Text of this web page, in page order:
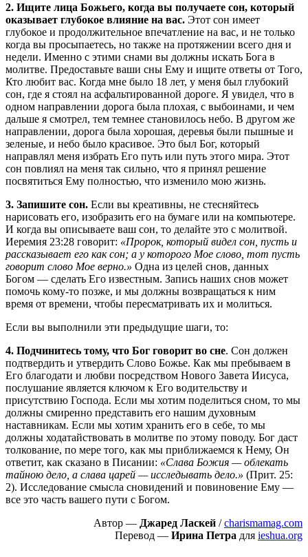
2. Ищите лица Божьего, когда вы получаете сон, который
оказывает глубокое влияние на вас. Этот сон имеет
глубокое и продолжительное впечатление на вас, и не только
когда вы просыпаетесь, но также на протяжении всего дня и
недели. Именно с этими снами вы должны искать Бога в
молитве. Предоставьте ваши сны Ему и ищите ответы от Того,
Кто любит вас. Когда мне было 18 лет, у меня был глубокий
сон, где я стоял на асфальтированной дороге. Я увидел, что в
одном направлении дорога была плохая, с выбоинами, и чем
дальше я смотрел, тем темнее становилось небо. В другом же
направлении, дорога была хорошая, деревья были пышные и
зеленые, и небо было красивое. Это был Бог, который
направлял меня избрать Его путь или путь этого мира. Этот
сон повлиял на меня так сильно, что я принял решение
посвятиться Ему полностью, что изменило мою жизнь.
3. Запишите сон. Если вы креативны, не стесняйтесь
нарисовать его, изобразить его на бумаге или на компьютере.
И когда вы описываете ваш сон, то делайте это с молитвой.
Иеремия 23:28 говорит: «Пророк, который видел сон, пусть и
рассказывает его как сон; а у которого Мое слово, тот пусть
говорит слово Мое верно.» Одна из целей снов, данных
Богом — сделать Его известным. Запись наших снов может
помочь кому-то позже, и мы должны возвращаться к ним
время от времени, чтобы пересматривать их и молиться.
Если вы выполнили эти предыдущие шаги, то:
4. Подчинитесь тому, что Бог говорит во сне. Сон должен
подтвердить и утвердить Слово Божье. Как мы пребываем в
Его благодати и любви посредством Нового Завета Иисуса,
послушание является ключом к Его водительству и
присутствию Господа. Если мы хотим поделиться сном, то мы
должны смиренно представить его нашим духовным
наставникам. Если мы хотим хранить его в себе, то мы
должны ходатайствовать в молитве по этому поводу. Бог даст
толкование, по мере того, как мы приближаемся к Нему, Он
ответит, как сказано в Писании: «Слава Божия — облекать
тайною дело, а слава царей — исследывать дело.» (Прит. 25:
2). Исследование смысла сновидений и повиновение Ему —
все это часть вашего пути с Богом.
Автор — Джаред Ласкей /charismamag.com
Перевод — Ирина Петра для ieshua.org